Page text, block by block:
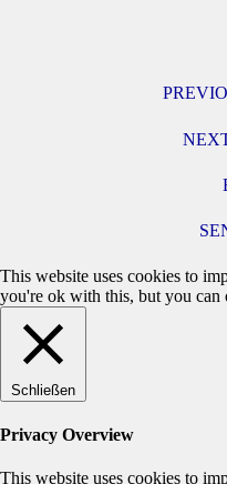
This website uses cookies to
you're ok with this, but you
Schließen
Privacy Overview
This website uses cookies to